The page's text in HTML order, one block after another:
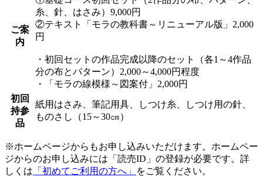
ご案
内
糸、針、はさみ）9,000円
②テキスト「モラの教科書～リニューアル版」2,000
円
・初回セットの作品完成以降のセット（各1～4作品
分の布とパターン）2,000～4,000円程度
・「モラの線模様～図案付」2,000円
初回
持参
品
紙用はさみ、筆記用具、しつけ糸、しつけ用の針、
ものさし（15～30㎝）
※ホームページからもお申し込みいただけます。ホームペー
ジからのお申し込みには「読売ID」の登録が必要です。詳
しくは 「初めてご利用の方へ」 をご覧ください。